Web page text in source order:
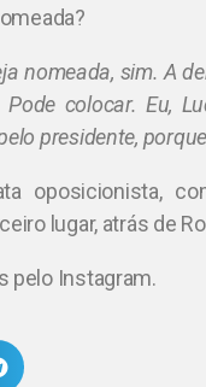
nomeada, sim. A
colocar. Eu,
presidente,
oposicionista,
lugar, atrás de
pelo Instagram.